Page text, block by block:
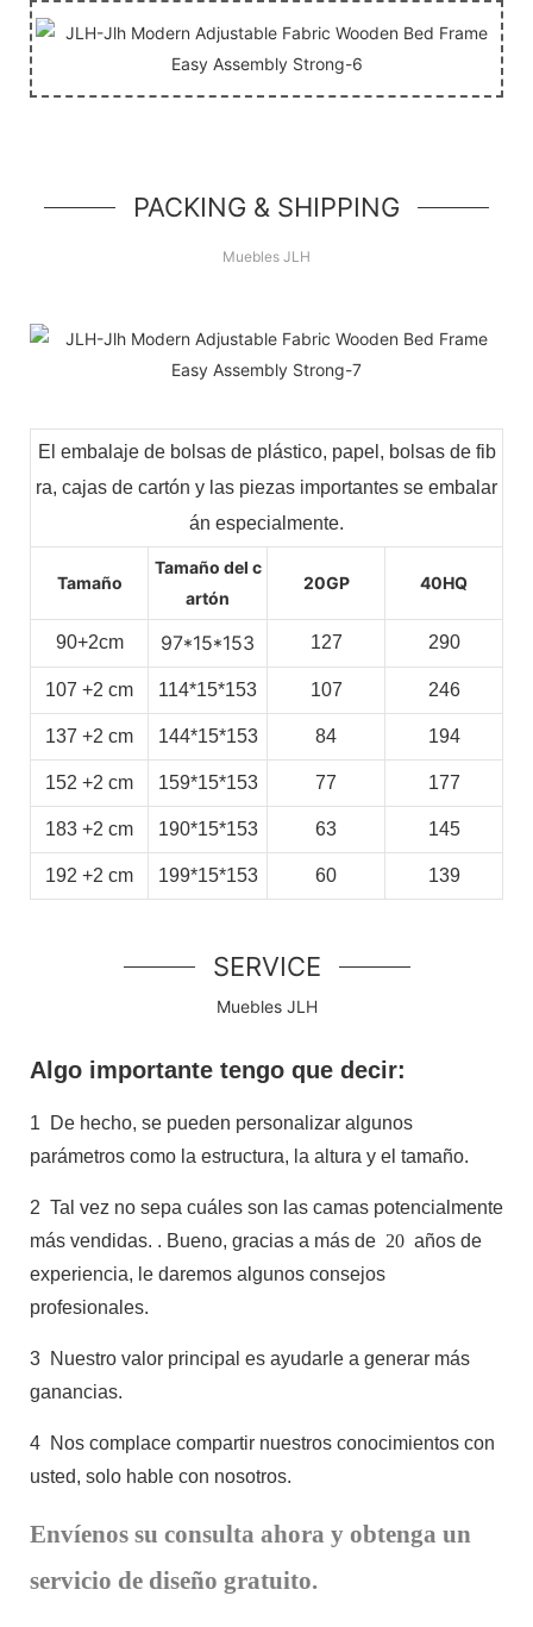
PACKING & SHIPPING
Muebles JLH
El embalaje de bolsas de plástico, papel, bolsas de fib
ra, cajas de cartón y las piezas importantes se embalar
án especialmente.
Tamaño
Tamaño del c
artón
20GP 40HQ
90+2cm 97*15*153 127 290
107 +2 cm 114*15*153 107 246
137 +2 cm 144*15*153 84 194
152 +2 cm 159*15*153 77 177
183 +2 cm 190*15*153 63 145
192 +2 cm 199*15*153 60 139
SERVICE
Muebles JLH
Algo importante tengo que decir:
1
De hecho, se pueden personalizar algunos
parámetros como la estructura, la altura y el tamaño.
2 Tal vez no sepa cuáles son las camas potencialmente
más vendidas. . Bueno, gracias a más de 20 años de
experiencia, le daremos algunos consejos
profesionales.
3 Nuestro valor principal es ayudarle a generar más
ganancias.
4 Nos complace compartir nuestros conocimientos con
usted, solo hable con nosotros.
Envíenos su consulta ahora y obtenga un
servicio de diseño gratuito.